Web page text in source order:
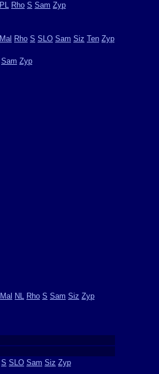
PL Rho S Sam Zyp
Mal Rho S SLO Sam Siz Ten Zyp
Sam Zyp
Mal NL Rho S Sam Siz Zyp
S SLO Sam Siz Zyp